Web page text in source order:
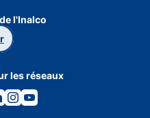
l'Inalco
les réseaux
Lien
vers
Lien
vers